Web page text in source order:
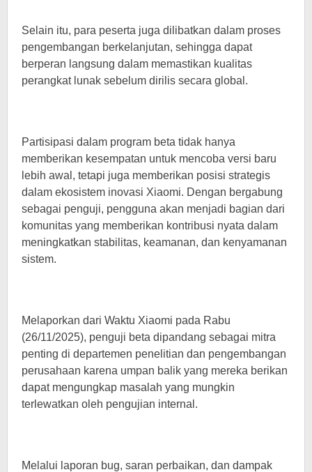
Selain itu, para peserta juga dilibatkan dalam proses
pengembangan berkelanjutan, sehingga dapat
berperan langsung dalam memastikan kualitas
perangkat lunak sebelum dirilis secara global.
Partisipasi dalam program beta tidak hanya
memberikan kesempatan untuk mencoba versi baru
lebih awal, tetapi juga memberikan posisi strategis
dalam ekosistem inovasi Xiaomi. Dengan bergabung
sebagai penguji, pengguna akan menjadi bagian dari
komunitas yang memberikan kontribusi nyata dalam
meningkatkan stabilitas, keamanan, dan kenyamanan
sistem.
Melaporkan dari Waktu Xiaomi pada Rabu
(26/11/2025), penguji beta dipandang sebagai mitra
penting di departemen penelitian dan pengembangan
perusahaan karena umpan balik yang mereka berikan
dapat mengungkap masalah yang mungkin
terlewatkan oleh pengujian internal.
Melalui laporan bug, saran perbaikan, dan dampak